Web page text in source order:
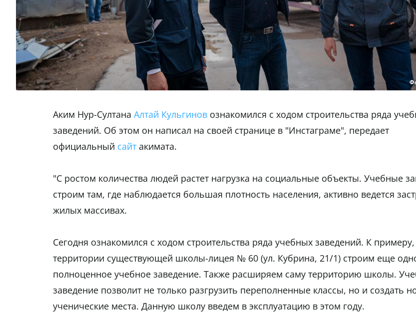
Аким Нур-Султана Алтай Кульгинов ознакомился с ходом строительства ряда
заведений. Об этом он написал на своей странице в "Инстаграме", передает
официальный сайт акимата.
"С ростом количества людей растет нагрузка на социальные объекты. Учебные
строим там, где наблюдается большая плотность населения, активно ведется
жилых массивах.
Сегодня ознакомился с ходом строительства ряда учебных заведений. К
территории существующей школы-лицея № 60 (ул. Кубрина, 21/1) строим еще
полноценное учебное заведение. Также расширяем саму территорию школы.
заведение позволит не только разгрузить переполненные классы, но и создать
ученические места. Данную школу введем в эксплуатацию в этом году.